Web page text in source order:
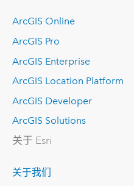
ArcGIS Online
ArcGIS Pro
ArcGIS Enterprise
ArcGIS Location Platform
ArcGIS Developer
ArcGIS Solutions
关于 Esri
关于我们